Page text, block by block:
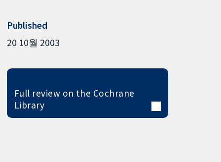
Published
20 10월 2003
Full review on the Cochrane
Library